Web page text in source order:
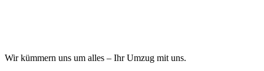
Wir kümmern uns um alles – Ihr Umzug mit uns.